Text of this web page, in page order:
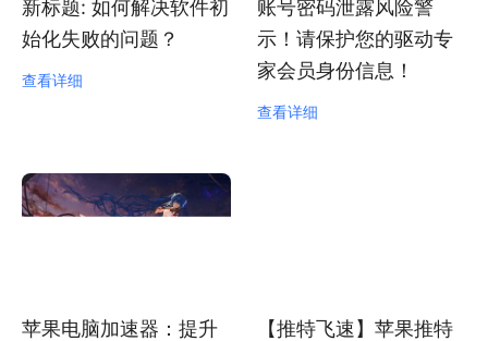
新标题: 如何解决软件初
始化失败的问题？
查看详细
账号密码泄露风险警
示！请保护您的驱动专
家会员身份信息！
查看详细
苹果电脑加速器：提升
【推特飞速】苹果推特